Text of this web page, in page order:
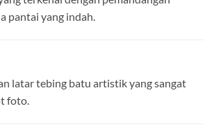
pantai yang indah.
latar tebing batu artistik yang sangat
foto.